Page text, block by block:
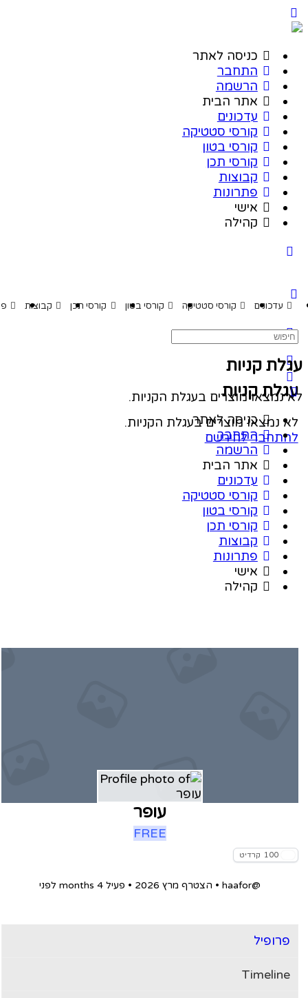
כניסה לאתר
התחבר
הרשמה
אתר הבית
עדכונים
קורסי סטטיקה
קורסי בטון
קורסי תכן
קבוצות
פתרונות
אישי
קהילה
קורסי סטטיקה קורסי בטון קורסי תכן קבוצות פתרונות
קניות
מוצרים בעגלת הקניות.
להירשם
קניות
מוצרים בעגלת הקניות.
כניסה לאתר
התחבר
הרשמה
אתר הבית
עדכונים
קורסי סטטיקה
קורסי בטון
קורסי תכן
קבוצות
פתרונות
אישי
קהילה
עופר
FREE
קרדיט
•הצטרף מרץ 2026 •פעיל 4 months לפני